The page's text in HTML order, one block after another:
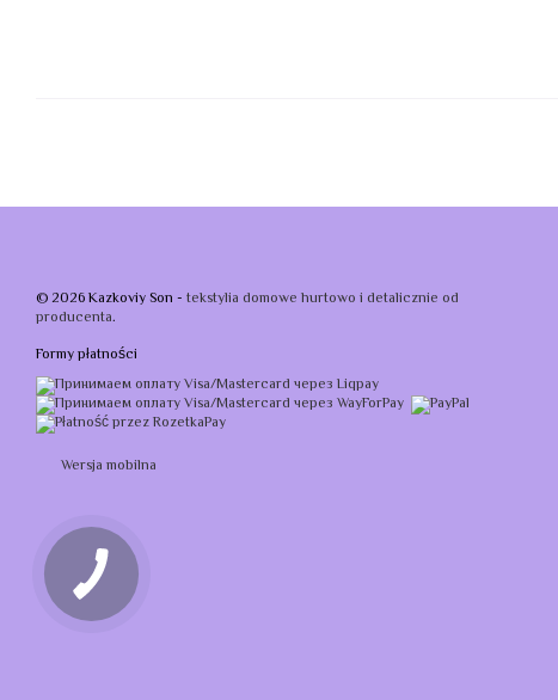
© 2026 Kazkoviy Son - tekstylia domowe hurtowo i detalicznie od
producenta.
Formy płatności
Wersja mobilna